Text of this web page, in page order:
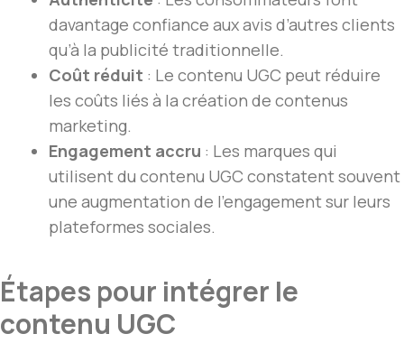
davantage confiance aux avis d’autres clients
qu’à la publicité traditionnelle.
Coût réduit : Le contenu UGC peut réduire
les coûts liés à la création de contenus
marketing.
Engagement accru : Les marques qui
utilisent du contenu UGC constatent souvent
une augmentation de l’engagement sur leurs
plateformes sociales.
Étapes pour intégrer le
contenu UGC